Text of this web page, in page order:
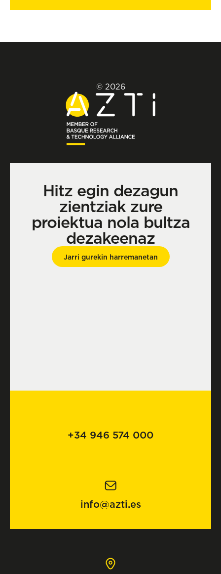
© 2026
Hitz egin dezagun
zientziak zure
proiektua nola bultza
dezakeenaz
Jarri gurekin harremanetan
+34 946 574 000
info@azti.es